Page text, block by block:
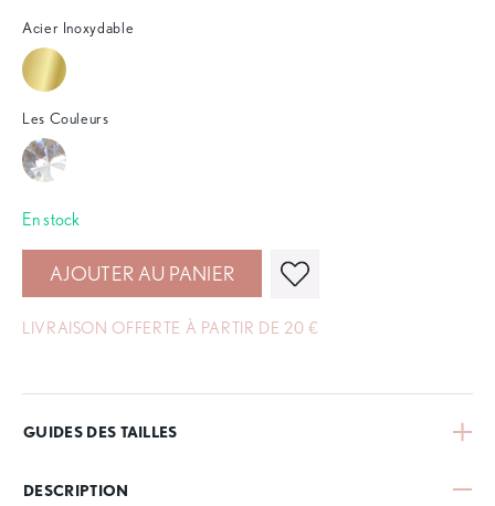
Acier Inoxydable
Les Couleurs
En stock
AJOUTER AU PANIER
LIVRAISON OFFERTE À PARTIR DE 20 €
GUIDES DES TAILLES
DESCRIPTION